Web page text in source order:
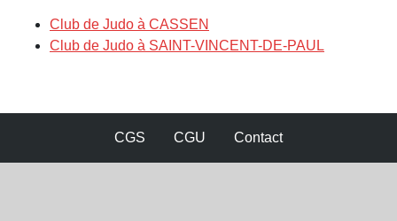
Club de Judo à CASSEN
Club de Judo à SAINT-VINCENT-DE-PAUL
CGS CGU Contact